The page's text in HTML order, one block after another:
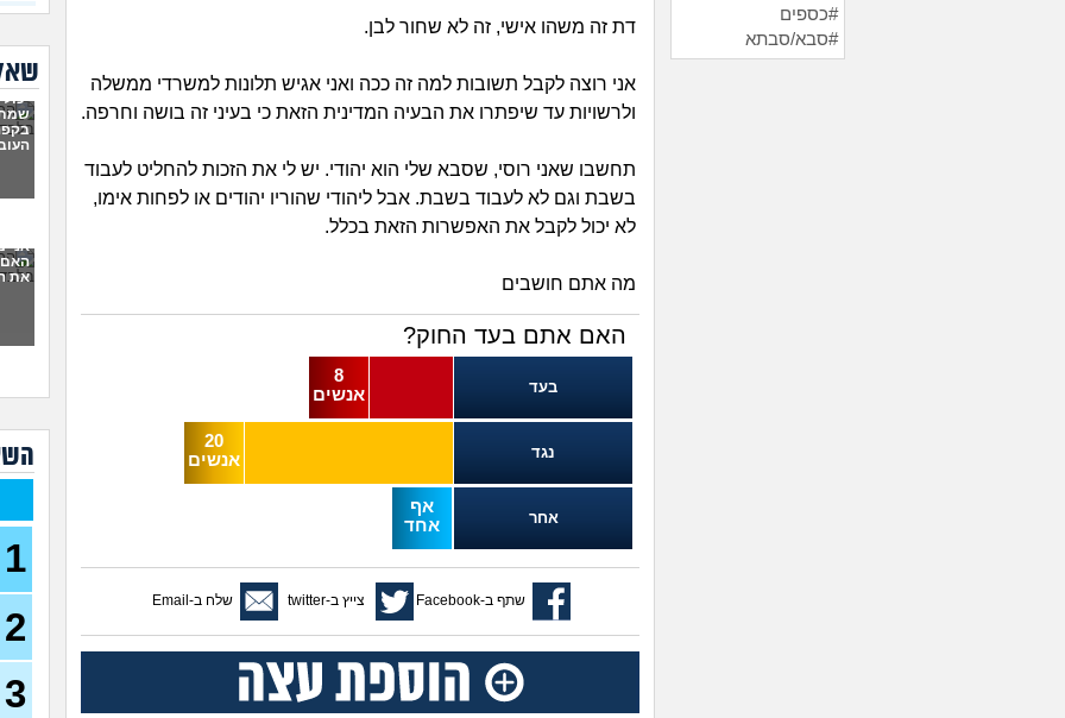
#כספים
#סבא/סבתא
דת זה משהו אישי, זה לא שחור לבן.
אני רוצה לקבל תשובות למה זה ככה ואני אגיש תלונות למשרדי ממשלה
ולרשויות עד שיפתרו את הבעיה המדינית הזאת כי בעיני זה בושה וחרפה.
תחשבו שאני רוסי, שסבא שלי הוא יהודי. יש לי את הזכות להחליט לעבוד
בשבת וגם לא לעבוד בשבת. אבל ליהודי שהוריו יהודים או לפחות אימו,
לא יכול לקבל את האפשרות הזאת בכלל.
מה אתם חושבים
האם אתם בעד החוק?
בעד
8
אנשים
נגד
20
אנשים
אחר
אף
אחד
שתף ב-Facebook צייץ ב-twitter שלח ב-Email
20)
23)
22)
26)
אני
את
1
2
3